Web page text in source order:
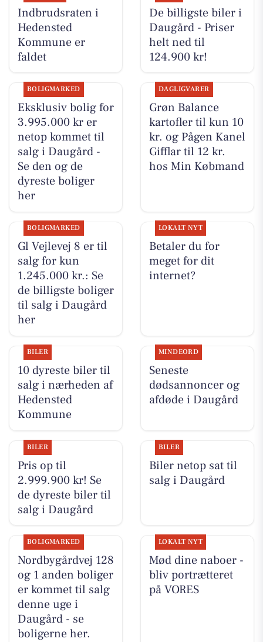
Indbrudsraten i
Hedensted
Kommune er
faldet
De billigste biler i
Daugård - Priser
helt ned til
124.900 kr!
BOLIGMARKED
Eksklusiv bolig for
3.995.000 kr er
netop kommet til
salg i Daugård -
Se den og de
dyreste boliger
her
DAGLIGVARER
Grøn Balance
kartofler til kun 10
kr. og Pågen Kanel
Gifflar til 12 kr.
hos Min Købmand
BOLIGMARKED
Gl Vejlevej 8 er til
salg for kun
1.245.000 kr.: Se
de billigste boliger
til salg i Daugård
her
LOKALT NYT
Betaler du for
meget for dit
internet?
BILER
10 dyreste biler til
salg i nærheden af
Hedensted
Kommune
MINDEORD
Seneste
dødsannoncer og
afdøde i Daugård
BILER
Pris op til
2.999.900 kr! Se
de dyreste biler til
salg i Daugård
BILER
Biler netop sat til
salg i Daugård
BOLIGMARKED
Nordbygårdvej 128
og 1 anden boliger
er kommet til salg
denne uge i
Daugård - se
boligerne her.
LOKALT NYT
Mød dine naboer -
bliv portrætteret
på VORES